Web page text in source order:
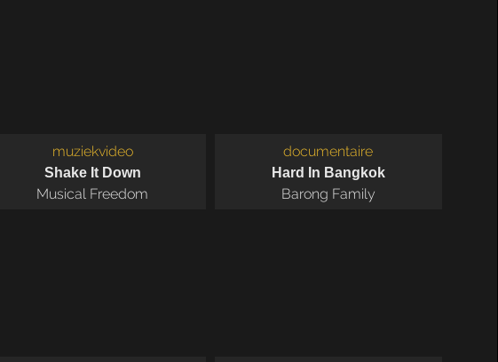
muziekvideo
Shake It Down
Musical Freedom
documentaire
Hard In Bangkok
Barong Family